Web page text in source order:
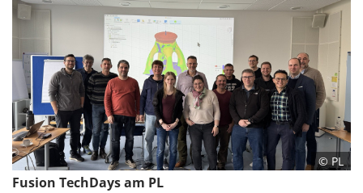
© PL
Fusion TechDays am PL